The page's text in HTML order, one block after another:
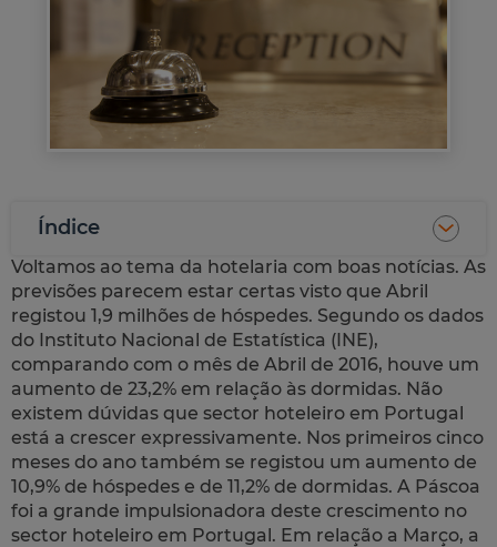
Índice
Voltamos ao tema da hotelaria com boas notícias. As
previsões parecem estar certas visto que Abril
registou 1,9 milhões de hóspedes. Segundo os dados
do Instituto Nacional de Estatística (INE),
comparando com o mês de Abril de 2016, houve um
aumento de 23,2% em relação às dormidas. Não
existem dúvidas que sector hoteleiro em Portugal
está a crescer expressivamente. Nos primeiros cinco
meses do ano também se registou um aumento de
10,9% de hóspedes e de 11,2% de dormidas. A Páscoa
foi a grande impulsionadora deste crescimento no
sector hoteleiro em Portugal. Em relação a Março, a